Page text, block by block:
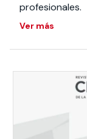
profesionales.
Ver más